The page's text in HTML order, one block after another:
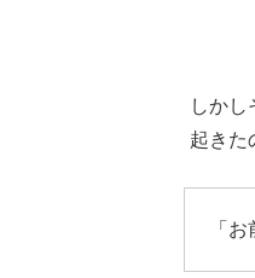
しか
起きた
「